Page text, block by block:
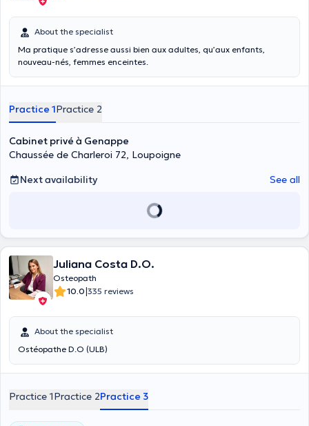
About the specialist
Ma pratique s’adresse aussi bien aux adultes, qu’aux enfants,
nouveau-nés, femmes enceintes.
Practice 1Practice 2
Cabinet privé à Genappe
Chaussée de Charleroi 72, Loupoigne
Next availability
See all
Juliana Costa D.O.
Osteopath
10.0|335 reviews
About the specialist
Ostéopathe D.O (ULB)
Practice 1Practice 2Practice 3